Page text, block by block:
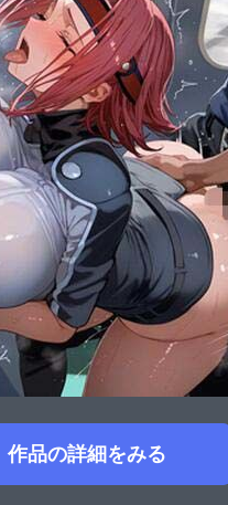
作品の詳細をみる